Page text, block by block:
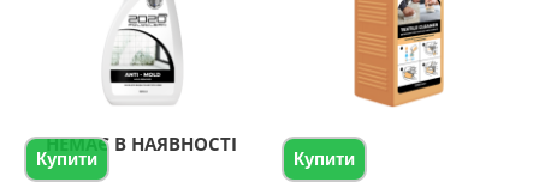
НЕМАЄ В НАЯВНОСТІ
Купити Купити